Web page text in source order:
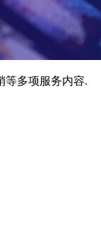
等多项服务内容.